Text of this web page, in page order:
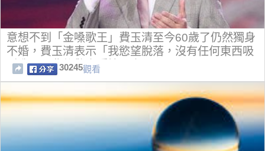
意想不到「金嗓歌王」費玉清至今60歲了仍然獨身
不婚，費玉清表示「我慾望脫落，沒有任何東西吸
引我。」背後驚人隱情曝光！
30245觀看